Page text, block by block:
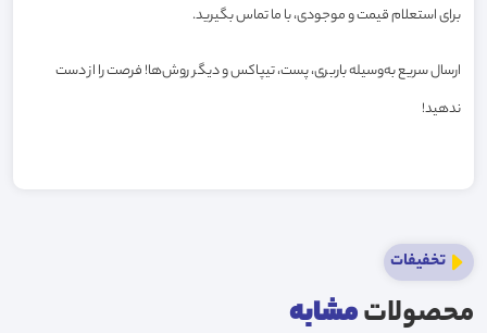
برای استعلام قیمت و موجودی، با ما تماس بگیرید.
ارسال سریع به‌وسیله باربری، پست، تیپاکس و دیگر روش‌ها! فرصت را از دست
ندهید!
تخفیفات
محصولاتمشابه